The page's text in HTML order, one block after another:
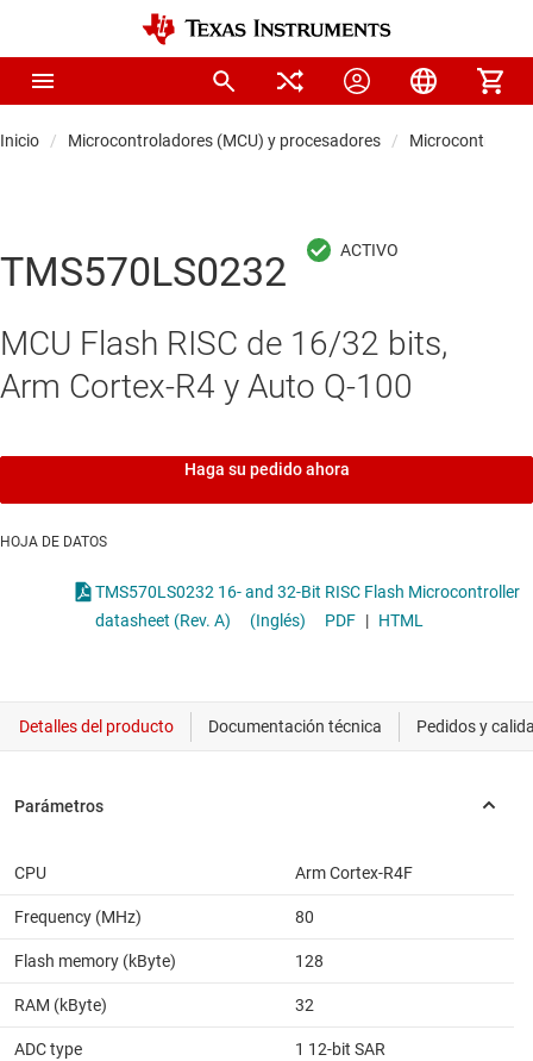
Inicio Microcontroladores (MCU) y procesadores
TMS570LS0232
MCU Flash RISC de 16/32 bits,
Arm Cortex-R4 y Auto Q-100
Haga su pedido ahora
HOJA DE DATOS
TMS570LS0232 16- and 32-Bit RISC Flash Microcontroller
datasheet (Rev. A)
(Inglés) PDF | HTML
CPU Arm Cortex-R4F
Frequency (MHz) 80
Flash memory (kByte) 128
RAM (kByte) 32
ADC type 1 12-bit SAR